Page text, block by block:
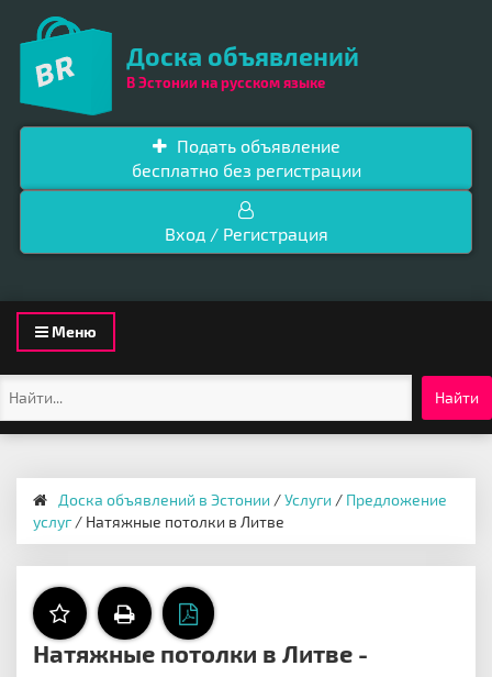
Доска объявлений
В Эстонии на русском языке
Подать объявление
бесплатно без регистрации
Вход / Регистрация
Toggle
navigation
Меню
Найти
Доска объявлений в Эстонии /Услуги / Предложение
услуг/ Натяжные потолки в Литве
Натяжные потолки в Литве -